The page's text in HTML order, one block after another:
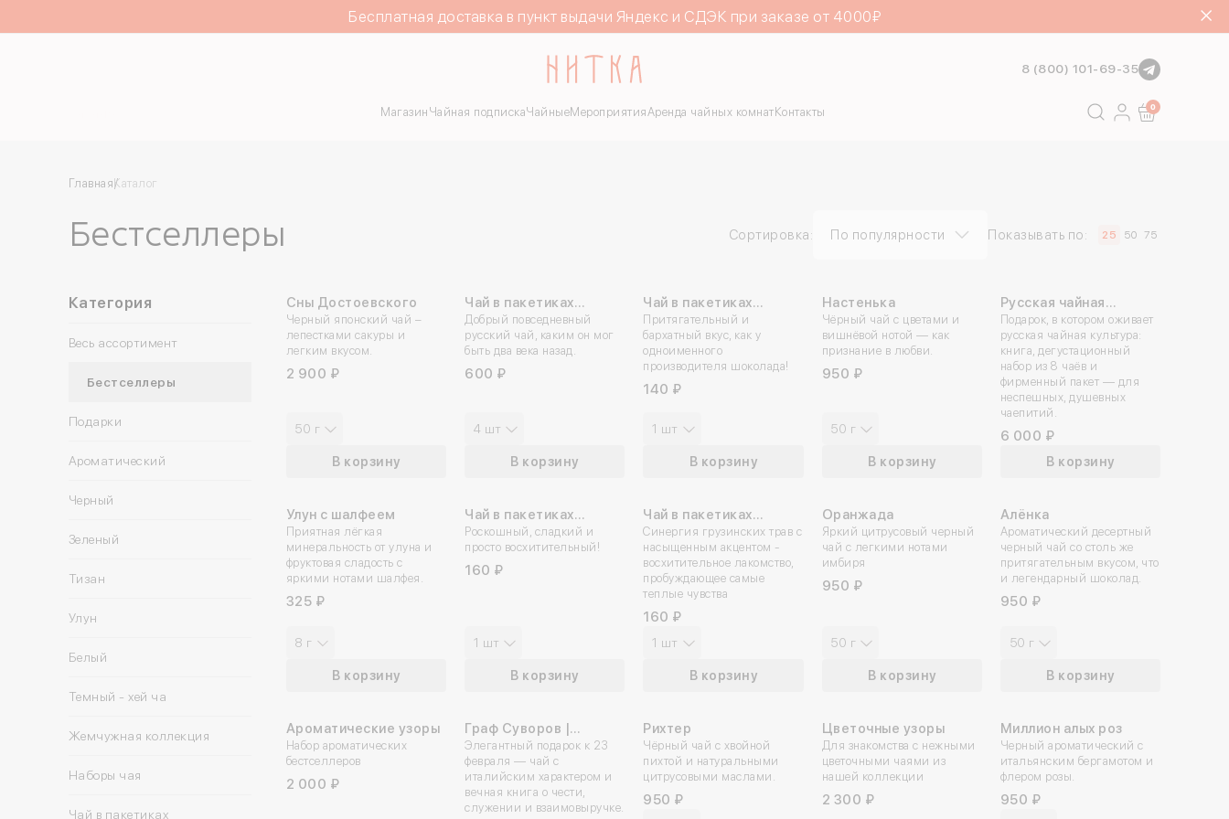
Бесплатная доставка в пункт выдачи Яндекс и СДЭК при заказе от 4000₽
8 (800) 101-69-35
Поиск
Магазин Чайная подпискаЧайныеМероприятияАренда чайных комнат Контакты 0
Главная Каталог
Бестселлеры Сортировка: По популярности Показывать по: 25 50 75
Категория
Весь ассортимент
Бестселлеры
Подарки
Ароматический
Черный
Зеленый
Тизан
Улун
Белый
Темный - хей ча
Жемчужная коллекция
Наборы чая
Чай в пакетиках
Сны Достоевского
Черный японский чай –
лепестками сакуры и
легким вкусом.
2 900 ₽
В корзину
50 г
Чай в пакетиках
«Тульский
Самоварный»
Добрый повседневный
русский чай, каким он мог
быть два века назад.
600 ₽
В корзину
4 шт
Чай в пакетиках
«Алёнка»
Притягательный и
бархатный вкус, как у
одноименного
производителя шоколада!
140 ₽
В корзину
1 шт
Настенька
Чёрный чай с цветами и
вишнёвой нотой — как
признание в любви.
950 ₽
В корзину
50 г
Русская чайная
традиция |
Подарочный набор
Подарок, в котором оживает
русская чайная культура:
книга, дегустационный
набор из 8 чаёв и
фирменный пакет — для
неспешных, душевных
чаепитий.
6 000 ₽
В корзину
Улун с шалфеем
Приятная лёгкая
минеральность от улуна и
фруктовая сладость с
яркими нотами шалфея.
325 ₽
В корзину
8 г
Чай в пакетиках
«Кустодиевский»
Роскошный, сладкий и
просто восхитительный!
160 ₽
В корзину
1 шт
Чай в пакетиках
«Любовь с грузинским
акцентом»
Синергия грузинских трав с
насыщенным акцентом -
восхитительное лакомство,
пробуждающее самые
теплые чувства
160 ₽
В корзину
1 шт
Оранжада
Яркий цитрусовый черный
чай с легкими нотами
имбиря
950 ₽
В корзину
50 г
Алёнка
Ароматический десертный
черный чай со столь же
притягательным вкусом, что
и легендарный шоколад.
950 ₽
В корзину
50 г
Ароматические узоры
Набор ароматических
бестселлеров
2 000 ₽
Граф Суворов |
Подарочный набор
Элегантный подарок к 23
февраля — чай с
италийским характером и
вечная книга о чести,
служении и взаимовыручке.
Рихтер
Чёрный чай с хвойной
пихтой и натуральными
цитрусовыми маслами.
950 ₽
Цветочные узоры
Для знакомства с нежными
цветочными чаями из
нашей коллекции
2 300 ₽
Миллион алых роз
Черный ароматический с
итальянским бергамотом и
флером розы.
950 ₽